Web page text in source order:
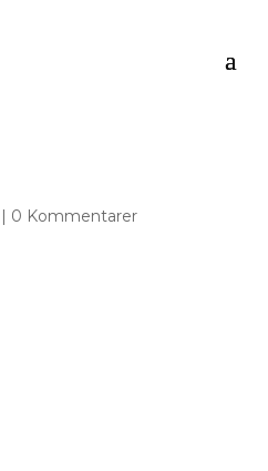
0 Kommentarer